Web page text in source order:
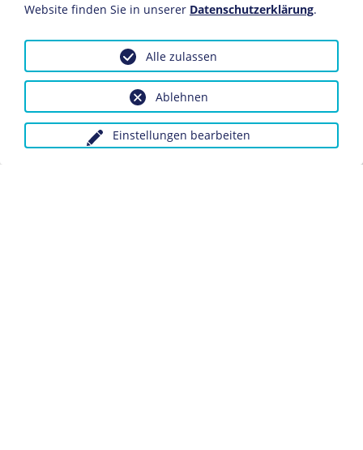
Bildnachweis: Deutsches Historisches Museum,
Inv.-Nr.: Do2 97/1948
Dieses Objekt ist eingebunden in folgende LeMO-
Ernst Jünger: In Stahlgewittern
Biografie Ernst Jünger
Website finden Sie in unserer Datenschutzerklärung.
Einstellungen bearbeiten
Ablehnen
Alle zulassen